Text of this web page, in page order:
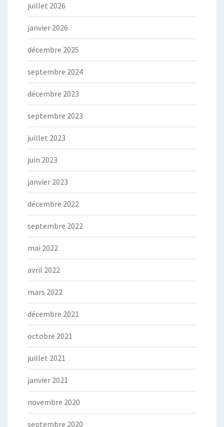
juillet 2026
janvier 2026
décembre 2025
septembre 2024
décembre 2023
septembre 2023
juillet 2023
juin 2023
janvier 2023
décembre 2022
septembre 2022
mai 2022
avril 2022
mars 2022
décembre 2021
octobre 2021
juillet 2021
janvier 2021
novembre 2020
septembre 2020